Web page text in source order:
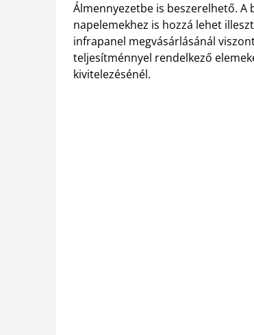
Álmennyezetbe is beszerelhető.
napelemekhez is hozzá lehet
infrapanel megvásárlásánál
teljesítménnyel rendelkező
kivitelezésénél.